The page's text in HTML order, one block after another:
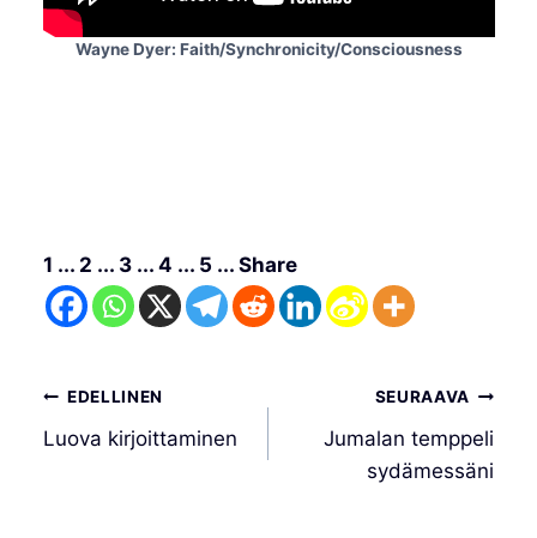
Wayne Dyer: Faith/Synchronicity/Consciousness
1 ... 2 ... 3 ... 4 ... 5 ... Share
Artikkelien
selaus
EDELLINEN
Luova kirjoittaminen
SEURAAVA
Jumalan temppeli
sydämessäni